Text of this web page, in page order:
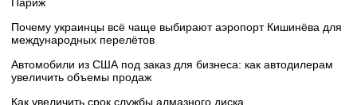
Почему украинцы всё чаще выбирают аэропорт Кишинёва для
международных перелётов
Автомобили из США под заказ для бизнеса: как автодилерам
увеличить объемы продаж
Как увеличить срок службы алмазного диска